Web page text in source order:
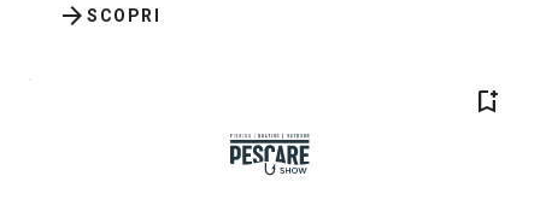
SCOPRI
arrow_forward
bookmark_add